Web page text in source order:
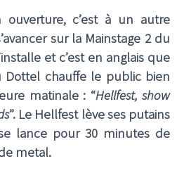
ouverture, c’est à un autre
sur la Mainstage 2 du
et c’est en anglais que
Dottel chauffe le public bien
matinale : “Hellfest, show
”. Le Hellfest lève ses putains
lance pour 30 minutes de
metal.